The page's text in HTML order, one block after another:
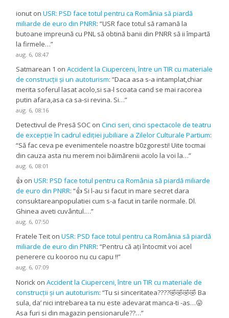
ionut onUSR: PSD face totul pentru ca România să piardă
miliarde de euro din PNRR: “USR face totul să ramană la
butoane impreună cu PNL să obtină banii din PNRR să ii împartă
la firmele…”
aug. 6, 08:47
Satmarean 1 onAccident la Ciuperceni, între un TIR cu materiale
de construcții și un autoturism: “Daca asa s-a intamplat,chiar
merita soferul lasat acolo,si sa-l scoata cand se mai racorea
putin afara,asa ca sa-si revina. Si…”
aug. 6, 08:16
Detectivul de Presă SOC onCinci seri, cinci spectacole de teatru
de excepție în cadrul ediției jubiliare a Zilelor Culturale Partium:
“Să fac ceva pe evenimentele noastre b0zgoresti! Uite tocmai
din cauza asta nu merem noi băimărenii acolo la voi la…”
aug. 6, 08:01
👍 onUSR: PSD face totul pentru ca România să piardă miliarde
de euro din PNRR: “👍 Si l-au si facut in mare secret dara
consuktareanpopulatiei cum s-a facut in tarile normale. Dl.
Ghinea aveti cuvântul.…”
aug. 6, 07:50
Fratele Teit onUSR: PSD face totul pentru ca România să piardă
miliarde de euro din PNRR: “Pentru că ați întocmit voi acel
penerere cu kooroo nu cu capu !!”
aug. 6, 07:09
Norick onAccident la Ciuperceni, între un TIR cu materiale de
construcții și un autoturism: “Tu si sinceritatea????🤣🤣🤣🤣 Ba
sula, da’ nici intrebarea ta nu este adevarat manca-ti -as…😛
Asa furi si din magazin pensionarule??…”